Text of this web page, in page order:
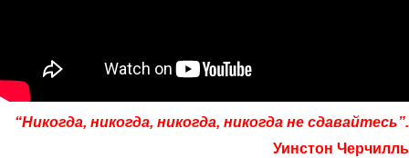
“Никогда, никогда, никогда, никогда не сдавайтесь”.
Уинстон Черчилль